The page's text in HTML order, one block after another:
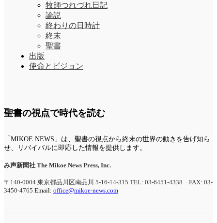
牧師つれづれ日記
論説
終わりの日時計
終末
聖書
出版
使命とビジョン
聖書の視点で時代を読む
「MIKOE NEWS」は、聖書の視点から終末の世界の動きを告げ知ら
せ、リバイバルに即応した情報を提供します。
み声新聞社 The Mikoe News Press, Inc.
〒140-0004 東京都品川区南品川 5-16-14-315 TEL: 03-6451-4338 FAX: 03-
3450-4765 Email: office@mikoe-news.com